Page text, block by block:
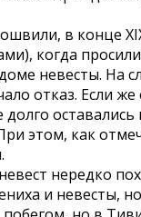
в конце
когда
невесты. На
отказ. Если
оставались
этом, как
нередко
и невесты,